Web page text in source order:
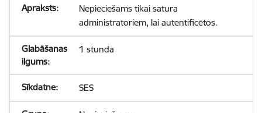
Nepieciešams tikai satura
administratoriem, lai autentificētos.
1 stunda
SES